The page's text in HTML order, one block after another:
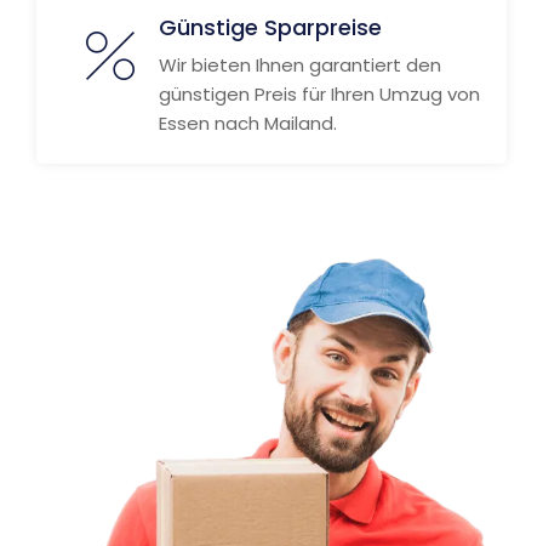
Günstige Sparpreise
Wir bieten Ihnen garantiert den
günstigen Preis für Ihren Umzug von
Essen nach Mailand.